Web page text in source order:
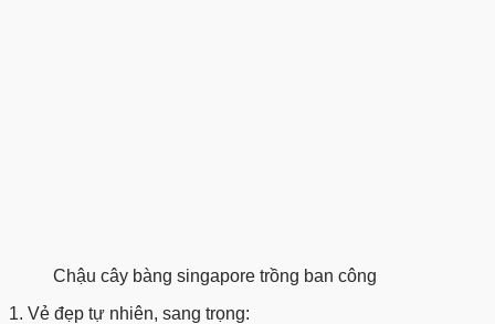
Chậu cây bàng singapore trồng ban công
1. Vẻ đẹp tự nhiên, sang trọng: